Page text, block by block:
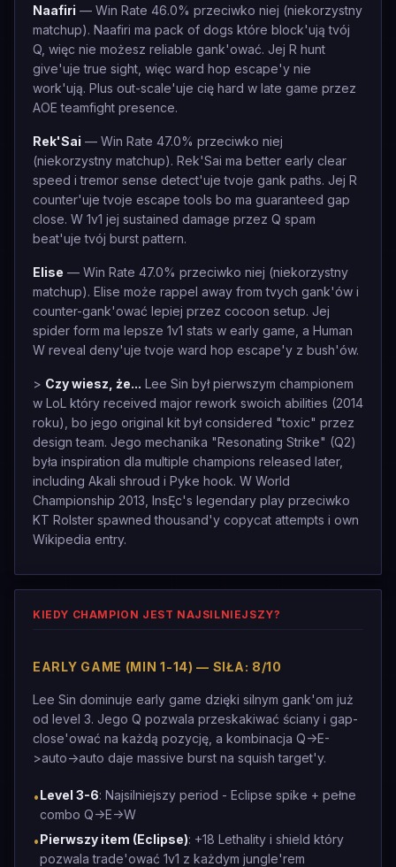
Naafiri — Win Rate 46.0% przeciwko niej (niekorzystny
matchup). Naafiri ma pack of dogs które block'ują tvój
Q, więc nie możesz reliable gank'ować. Jej R hunt
give'uje true sight, więc ward hop escape'y nie
work'ują. Plus out-scale'uje cię hard w late game przez
AOE teamfight presence.
Rek'Sai — Win Rate 47.0% przeciwko niej
(niekorzystny matchup). Rek'Sai ma better early clear
speed i tremor sense detect'uje tvoje gank paths. Jej R
counter'uje tvoje escape tools bo ma guaranteed gap
close. W 1v1 jej sustained damage przez Q spam
beat'uje tvój burst pattern.
Elise — Win Rate 47.0% przeciwko niej (niekorzystny
matchup). Elise może rappel away from tvych gank'ów i
counter-gank'ować lepiej przez cocoon setup. Jej
spider form ma lepsze 1v1 stats w early game, a Human
W reveal deny'uje tvoje ward hop escape'y z bush'ów.
> Czy wiesz, że... Lee Sin był pierwszym championem
w LoL który received major rework swoich abilities (2014
roku), bo jego original kit był considered "toxic" przez
design team. Jego mechanika "Resonating Strike" (Q2)
była inspiration dla multiple champions released later,
including Akali shroud i Pyke hook. W World
Championship 2013, InsĘc's legendary play przeciwko
KT Rolster spawned thousand'y copycat attempts i own
Wikipedia entry.
KIEDY CHAMPION JEST NAJSILNIEJSZY?
EARLY GAME (MIN 1-14) — SIŁA: 8/10
Lee Sin dominuje early game dzięki silnym gank'om już
od level 3. Jego Q pozwala przeskakiwać ściany i gap-
close'ować na każdą pozycję, a kombinacja Q->E-
>auto->auto daje massive burst na squish target'y.
•Level 3-6: Najsilniejszy period - Eclipse spike + pełne
combo Q->E->W
•Pierwszy item (Eclipse): +18 Lethality i shield który
pozwala trade'ować 1v1 z każdym jungle'rem